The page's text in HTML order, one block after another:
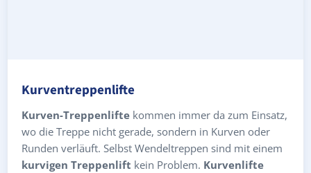
Kurventreppenlifte
Kurven-Treppenlifte kommen immer da zum Einsatz,
wo die Treppe nicht gerade, sondern in Kurven oder
Runden verläuft. Selbst Wendeltreppen sind mit einem
kurvigen Treppenlift kein Problem. Kurvenlifte